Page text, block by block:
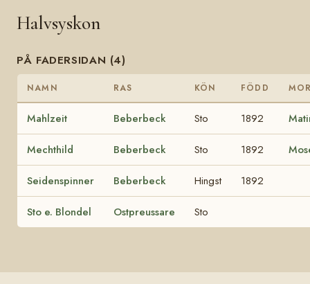
Halvsyskon
PÅ FADERSIDAN (4)
NAMN RAS KÖN FÖDD
Mahlzeit Beberbeck Sto 1892
Mechthild Beberbeck Sto 1892
Seidenspinner Beberbeck Hingst 1892
Sto e. Blondel Ostpreussare Sto